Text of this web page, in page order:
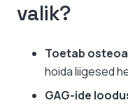
valik?
Toetab
hoida liigesed
GAG-ide